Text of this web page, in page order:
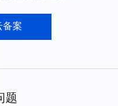
备案
题